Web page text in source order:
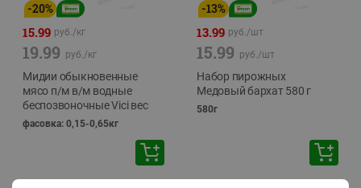
-20%
15.99 руб./кг
19.99 руб./кг
Мидии обыкновенные
мясо п/м в/м водные
беспозвоночные Vici вес
фасовка: 0,15-0,65кг
-13%
13.99 руб./шт
15.99 руб./шт
Набор пирожных
Медовый бархат 580 г
580г